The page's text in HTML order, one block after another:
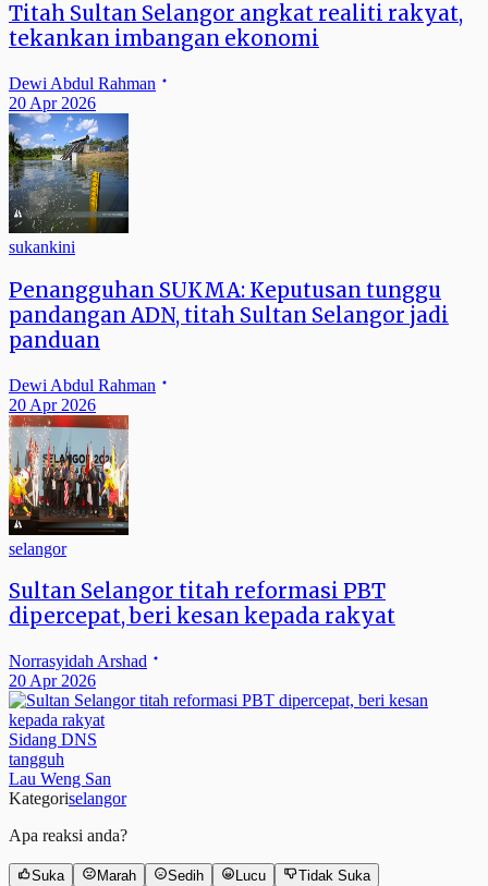
Titah Sultan Selangor angkat realiti rakyat,
tekankan imbangan ekonomi
Dewi Abdul Rahman
20 Apr 2026
sukankini
Penangguhan SUKMA: Keputusan tunggu
pandangan ADN, titah Sultan Selangor jadi
panduan
Dewi Abdul Rahman
20 Apr 2026
selangor
Sultan Selangor titah reformasi PBT
dipercepat, beri kesan kepada rakyat
Norrasyidah Arshad
20 Apr 2026
Sidang DNS
tangguh
Lau Weng San
Kategoriselangor
Apa reaksi anda?
Suka Marah Sedih Lucu Tidak Suka